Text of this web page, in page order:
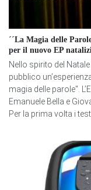
´´La Magia delle
per il nuovo EP
Nello spirito del
pubblico
magia delle parole".
Emanuele Bella e
Per la prima volta i